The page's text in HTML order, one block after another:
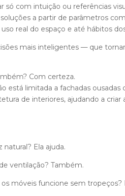
só com intuição ou referências
a partir de parâmetros
real do espaço e até hábitos
mais inteligentes — que
Com certeza.
está limitada a fachadas
de interiores, ajudando a
Ela ajuda.
ventilação? Também.
móveis funcione sem tropeços?